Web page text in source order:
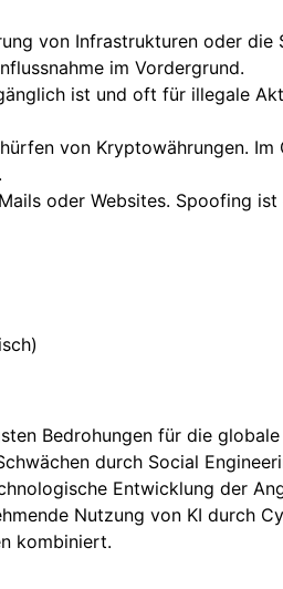
von Infrastrukturen oder
im Vordergrund.
ist und oft für illegale
von Kryptowährungen.
oder Websites. Spoofing
Bedrohungen für die
durch Social
Entwicklung der
Nutzung von KI durch
kombiniert.